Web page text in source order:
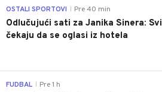
OSTALI SPORTOVI Pre 40 min
Odlučujući sati za Janika Sinera: Svi
čekaju da se oglasi iz hotela
FUDBAL Pre 1 h